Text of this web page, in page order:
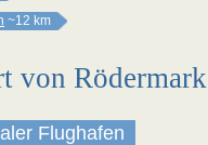
~12 km
von Rödermark
Flughafen